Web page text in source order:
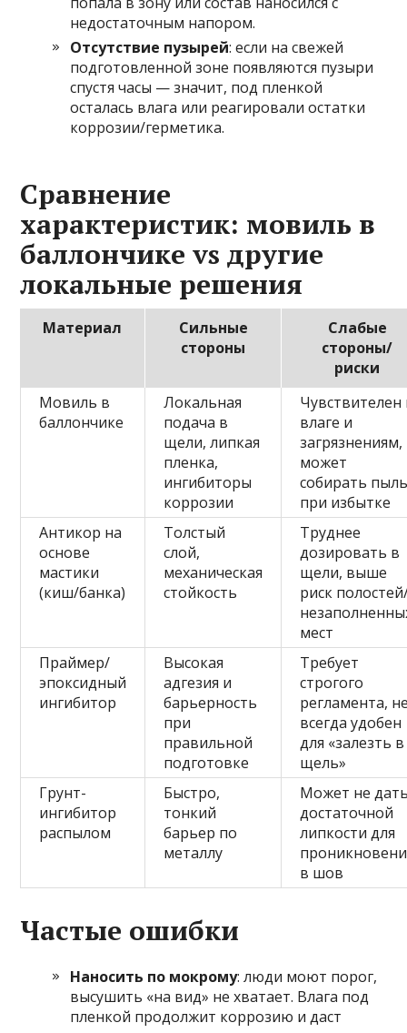
недостаточным напором.
Отсутствие пузырей: если на свежей
подготовленной зоне появляются пузыри
спустя часы — значит, под пленкой
осталась влага или реагировали остатки
коррозии/герметика.
Сравнение
характеристик: мовиль в
баллончике vs другие
локальные решения
Материал
Сильные
стороны
Слабые
стороны/
риски
Мовиль в
баллончике
Локальная
подача в
щели, липкая
пленка,
ингибиторы
коррозии
Чувствителен
влаге и
загрязнениям,
может
собирать
при избытке
Антикор на
основе
мастики
(киш/банка)
Толстый
слой,
механическая
стойкость
Труднее
дозировать в
щели, выше
риск
мест
Праймер/
эпоксидный
ингибитор
Высокая
адгезия и
барьерность
при
правильной
подготовке
Требует
строгого
регламента,
всегда удобен
для «залезть в
щель»
Грунт-
ингибитор
распылом
Быстро,
тонкий
барьер по
металлу
Может не
достаточной
липкости для
в шов
Частые ошибки
Наносить по мокрому: люди моют порог,
высушить «на вид» не хватает. Влага под
пленкой продолжит коррозию и даст